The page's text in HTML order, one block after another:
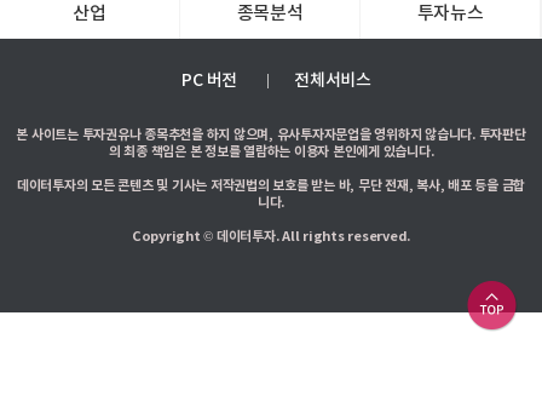
산업 종목분석 투자뉴스
PC 버전 전체서비스
본 사이트는 투자권유나 종목추천을 하지 않으며, 유사투자자문업을 영위하지 않습니다. 투자판단
의 최종 책임은 본 정보를 열람하는 이용자 본인에게 있습니다.
데이터투자의 모든 콘텐츠 및 기사는 저작권법의 보호를 받는 바, 무단 전재, 복사, 배포 등을 금합
니다.
Copyright © 데이터투자. All rights reserved.